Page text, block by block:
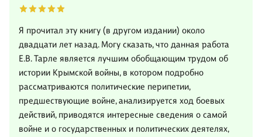
Я прочитал эту книгу (в другом издании) около
двадцати лет назад. Могу сказать, что данная работа
Е.В. Тарле является лучшим обобщающим трудом об
истории Крымской войны, в котором подробно
рассматриваются политические перипетии,
предшествующие войне, анализируется ход боевых
действий, приводятся интересные сведения о самой
войне и о государственных и политических деятелях,